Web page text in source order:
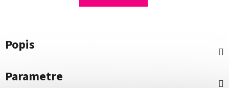
Popis
Parametre